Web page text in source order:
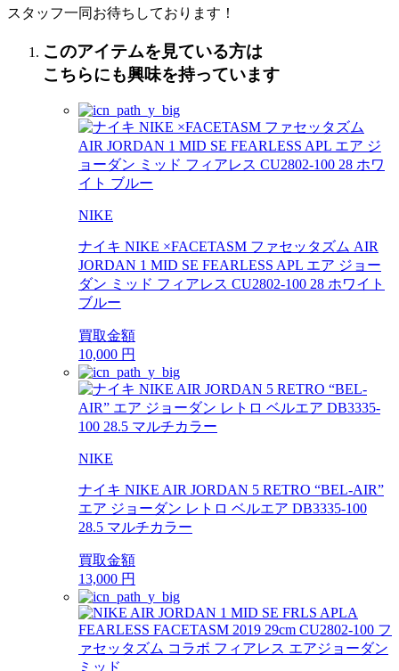
スタッフ一同お待ちしております！
このアイテムを見ている方は
こちらにも興味を持っています
NIKE
ナイキ NIKE ×FACETASM ファセッタズム AIR
JORDAN 1 MID SE FEARLESS APL エア ジョー
ダン ミッド フィアレス CU2802-100 28 ホワイト
ブルー
買取金額
10,000 円
NIKE
ナイキ NIKE AIR JORDAN 5 RETRO “BEL-AIR”
エア ジョーダン レトロ ベルエア DB3335-100
28.5 マルチカラー
買取金額
13,000 円